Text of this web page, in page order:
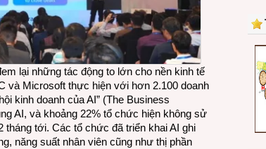
lại những tác động to lớn cho nền kinh tế
và Microsoft thực hiện với hơn 2.100 doanh
kinh doanh của AI” (The Business
AI, và khoảng 22% tổ chức hiện không sử
tháng tới. Các tổ chức đã triển khai AI ghi
năng suất nhân viên cũng như thị phần